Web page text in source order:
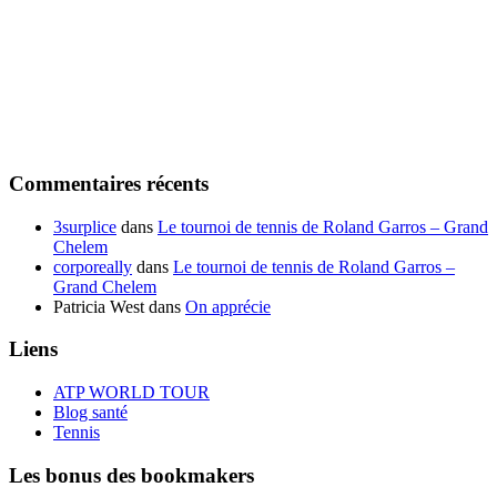
Commentaires récents
3surplice dans Le tournoi de tennis de Roland Garros – Grand
Chelem
corporeally dans Le tournoi de tennis de Roland Garros –
Grand Chelem
Patricia West dans On apprécie
Liens
ATP WORLD TOUR
Blog santé
Tennis
Les bonus des bookmakers